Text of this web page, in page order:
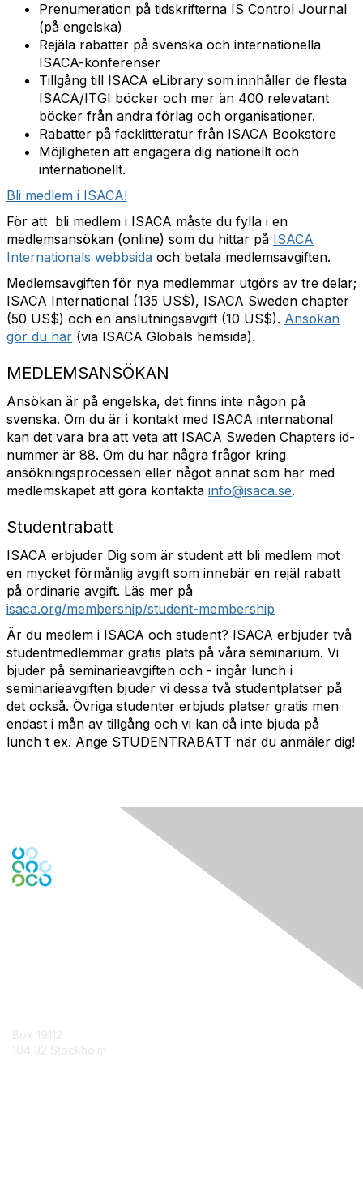
Prenumeration på tidskrifterna IS Control Journal
(på engelska)
Rejäla rabatter på svenska och internationella
ISACA-konferenser
Tillgång till ISACA eLibrary som innhåller de flesta
ISACA/ITGI böcker och mer än 400 relevatant
böcker från andra förlag och organisationer.
Rabatter på facklitteratur från ISACA Bookstore
Möjligheten att engagera dig nationellt och
internationellt.
Bli medlem i ISACA!
För att bli medlem i ISACA måste du fylla i en
medlemsansökan (online) som du hittar på ISACA
Internationals webbsida och betala medlemsavgiften.
Medlemsavgiften för nya medlemmar utgörs av tre delar;
ISACA International (135 US$), ISACA Sweden chapter
(50 US$) och en anslutningsavgift (10 US$). Ansökan
gör du här (via ISACA Globals hemsida).
MEDLEMSANSÖKAN
Ansökan är på engelska, det finns inte någon på
svenska. Om du är i kontakt med ISACA international
kan det vara bra att veta att ISACA Sweden Chapters id-
nummer är 88. Om du har några frågor kring
ansökningsprocessen eller något annat som har med
medlemskapet att göra kontakta info@isaca.se.
Studentrabatt
ISACA erbjuder Dig som är student att bli medlem mot
en mycket förmånlig avgift som innebär en rejäl rabatt
på ordinarie avgift. Läs mer på
isaca.org/membership/student-membership
Är du medlem i ISACA och student? ISACA erbjuder två
studentmedlemmar gratis plats på våra seminarium. Vi
bjuder på seminarieavgiften och - ingår lunch i
seminarieavgiften bjuder vi dessa två studentplatser på
det också. Övriga studenter erbjuds platser gratis men
endast i mån av tillgång och vi kan då inte bjuda på
lunch t ex. Ange STUDENTRABATT när du anmäler dig!
Box 19112
104 32 Stockholm